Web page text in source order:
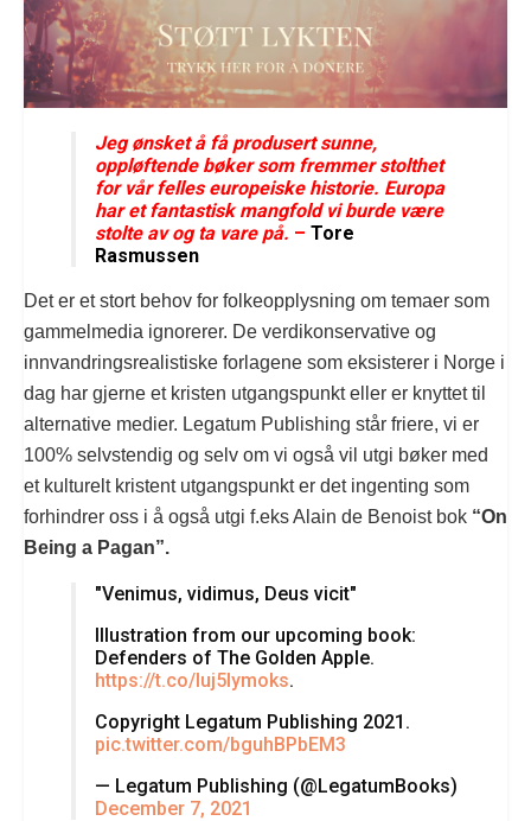
Jeg ønsket å få produsert sunne,
oppløftende bøker som fremmer stolthet
for vår felles europeiske historie. Europa
har et fantastisk mangfold vi burde være
stolte av og ta vare på. – Tore
Rasmussen
Det er et stort behov for folkeopplysning om temaer som
gammelmedia ignorerer. De verdikonservative og
innvandringsrealistiske forlagene som eksisterer i Norge i
dag har gjerne et kristen utgangspunkt eller er knyttet til
alternative medier. Legatum Publishing står friere, vi er
100% selvstendig og selv om vi også vil utgi bøker med
et kulturelt kristent utgangspunkt er det ingenting som
forhindrer oss i å også utgi f.eks Alain de Benoist bok “On
Being a Pagan”.
"Venimus, vidimus, Deus vicit"
Illustration from our upcoming book:
Defenders of The Golden Apple.
https://t.co/luj5Iymoks.
Copyright Legatum Publishing 2021.
pic.twitter.com/bguhBPbEM3
— Legatum Publishing (@LegatumBooks)
December 7, 2021